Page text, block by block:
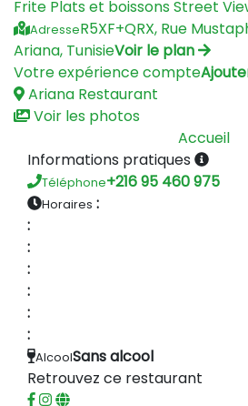
Frite Plats et boissons Street
AdresseR5XF+QRX, Rue
Ariana, TunisieVoir le plan
Votre expérience compte
Ariana Restaurant
Voir les photos
Accueil
Informations pratiques
Téléphone+216 95 460 975
Horaires :
:
:
:
:
:
:
AlcoolSans alcool
Retrouvez ce restaurant